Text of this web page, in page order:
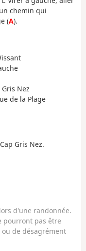
chemin qui
(A).
Nez
de la Plage
Gris Nez.
d'une randonnée.
pourront pas être
de désagrément